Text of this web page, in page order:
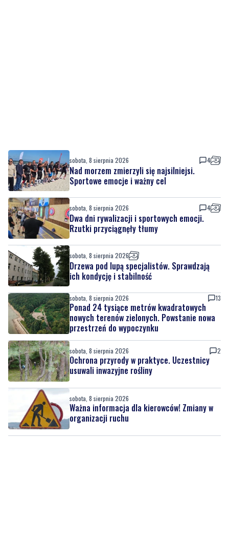
sobota, 8 sierpnia 2026 4
Nad morzem zmierzyli się najsilniejsi.
Sportowe emocje i ważny cel
sobota, 8 sierpnia 2026 4
Dwa dni rywalizacji i sportowych emocji.
Rzutki przyciągnęły tłumy
sobota, 8 sierpnia 2026
Drzewa pod lupą specjalistów. Sprawdzają
ich kondycję i stabilność
sobota, 8 sierpnia 2026 13
Ponad 24 tysiące metrów kwadratowych
nowych terenów zielonych. Powstanie nowa
przestrzeń do wypoczynku
sobota, 8 sierpnia 2026 2
Ochrona przyrody w praktyce. Uczestnicy
usuwali inwazyjne rośliny
sobota, 8 sierpnia 2026
Ważna informacja dla kierowców! Zmiany w
organizacji ruchu